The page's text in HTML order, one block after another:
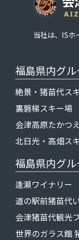
当社は、 ISホ
福島県内グ
絶景・猪苗代ス
裏磐梯スキー場
会津高原たかつ
北日光・高畑ス
福島県内グ
逢瀬ワイナリー
道の駅前猪苗代
会津猪苗代観光
世界のガラス館